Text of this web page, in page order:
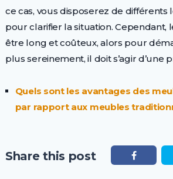
ce cas, vous disposerez de différents
pour clarifier la situation. Cependant,
être long et coûteux, alors pour
plus sereinement, il doit s’agir d’une
Quels sont les avantages des
par rapport aux meubles
Share this post